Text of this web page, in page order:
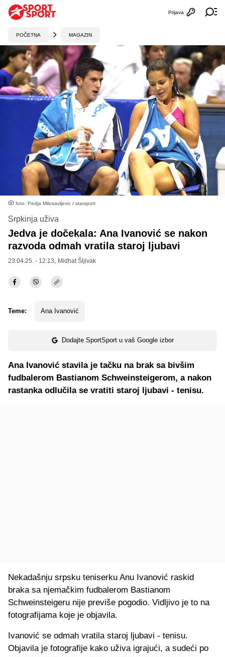
Otvori
Prijava
POČETNA MAGAZIN
foto: Pedja Milosavljevic / starsport
Srpkinja uživa
Jedva je dočekala: Ana Ivanović se nakon
razvoda odmah vratila staroj ljubavi
23.04.25. - 12:13, Midhat Šljivak
Teme: Ana Ivanović
Dodajte SportSport u vaš Google izbor
Ana Ivanović stavila je tačku na brak sa bivšim
fudbalerom Bastianom Schweinsteigerom, a nakon
rastanka odlučila se vratiti staroj ljubavi - tenisu.
Nekadašnju srpsku teniserku Anu Ivanović raskid
braka sa njemačkim fudbalerom Bastianom
Schweinsteigeru nije previše pogodio. Vidljivo je to na
fotografijama koje je objavila.
Ivanović se odmah vratila staroj ljubavi - tenisu.
Objavila je fotografije kako uživa igrajući, a sudeći po